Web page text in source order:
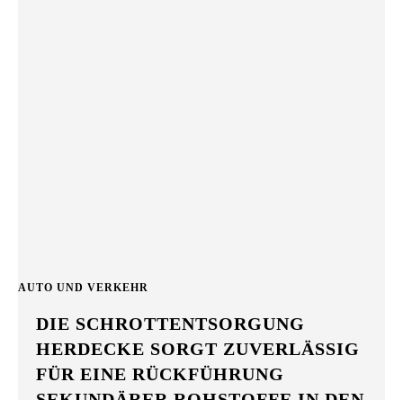
AUTO UND VERKEHR
DIE SCHROTTENTSORGUNG
HERDECKE SORGT ZUVERLÄSSIG
FÜR EINE RÜCKFÜHRUNG